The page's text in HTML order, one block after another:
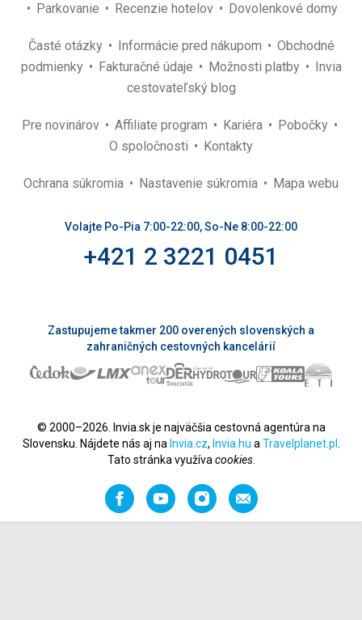
Parkovanie
Recenzie hotelov Dovolenkové domy
Časté otázky Informácie pred nákupom
Obchodné
podmienky
Fakturačné údaje Možnosti platby
Invia
cestovateľský blog
Pre novinárov Affiliate program Kariéra
Pobočky
O spoločnosti
Kontakty
Ochrana súkromia Nastavenie súkromia Mapa webu
Volajte Po-Pia 7:00-22:00, So-Ne 8:00-22:00
+421 2 3221 0451
Zastupujeme takmer 200 overených slovenských a
zahraničných cestovných kancelárií
© 2000–2026. Invia.sk je najväčšia cestovná agentúra na
Slovensku. Nájdete nás aj na Invia.cz, Invia.hu a Travelplanet.pl
Tato stránka využíva cookies.
FacebookYouTubeInstagramOdporučiť